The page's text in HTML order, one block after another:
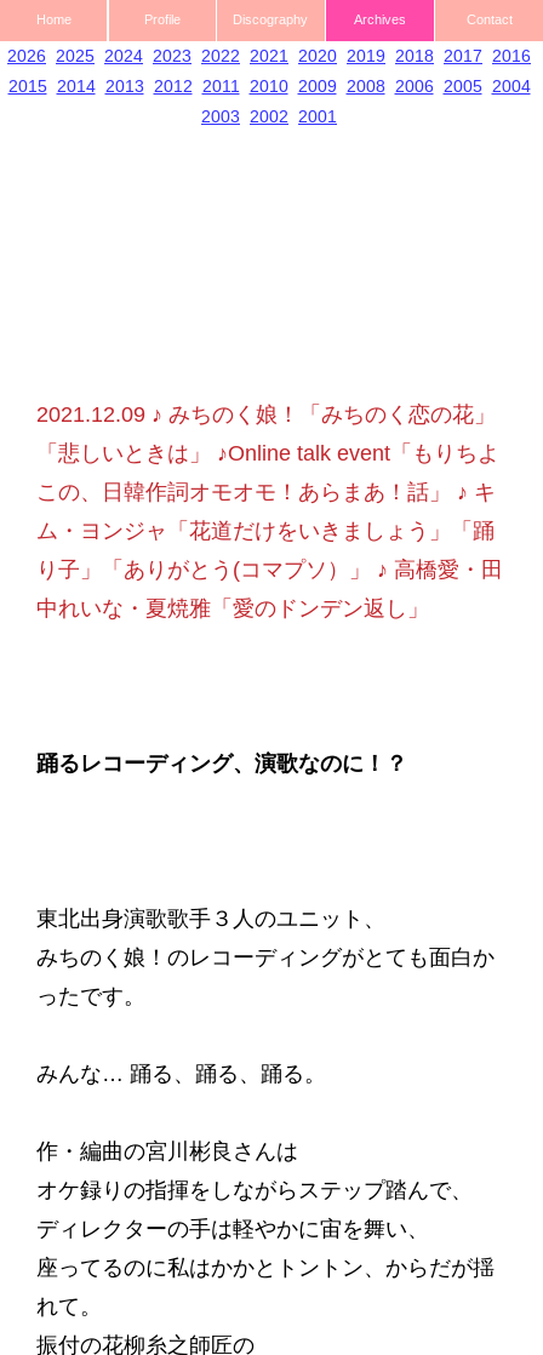
2026 2025 2024 2023 2022 2021 2020 2019 2018 2017
2016
2015 2014 2013 2012 2011 2010 2009 2008 2006 2005 2004
2003
2002 2001
Home Profile Discography Archives Contact
2021.12.09 ♪ みちのく娘！「みちのく恋の花」
「悲しいときは」 ♪Online talk event「もりちよ
この、日韓作詞オモオモ！あらまあ！話」 ♪ キ
ム・ヨンジャ「花道だけをいきましょう」「踊
り子」「ありがとう(コマプソ）」 ♪ 高橋愛・田
中れいな・夏焼雅「愛のドンデン返し」
踊るレコーディング、演歌なのに！？
東北出身演歌歌手３人のユニット、
みちのく娘！のレコーディングがとても面白か
ったです。
みんな… 踊る、踊る、踊る。
作・編曲の宮川彬良さんは
オケ録りの指揮をしながらステップ踏んで、
ディレクターの手は軽やかに宙を舞い、
座ってるのに私はかかとトントン、からだが揺
れて。
振付の花柳糸之師匠の